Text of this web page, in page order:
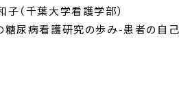
（千葉大学看護学部）
糖尿病看護研究の歩み-患者の自己